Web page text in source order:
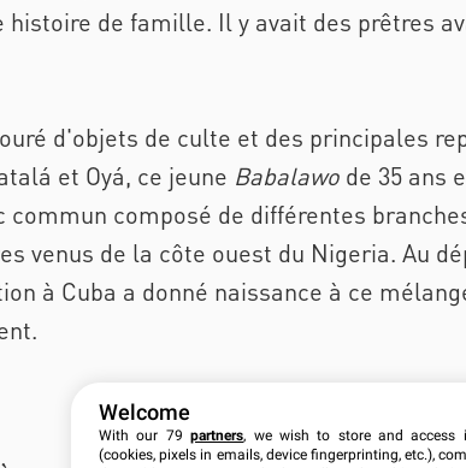
histoire de famille. Il y avait des prêtres
d'objets de culte et des principales
et Oyá, ce jeune Babalawo de 35 ans
commun composé de différentes
venus de la côte ouest du Nigeria. Au
à Cuba a donné naissance à ce
Welcome
With our 79partners, we wish to store and access
(cookies, pixels in emails, device fingerprinting, etc.),